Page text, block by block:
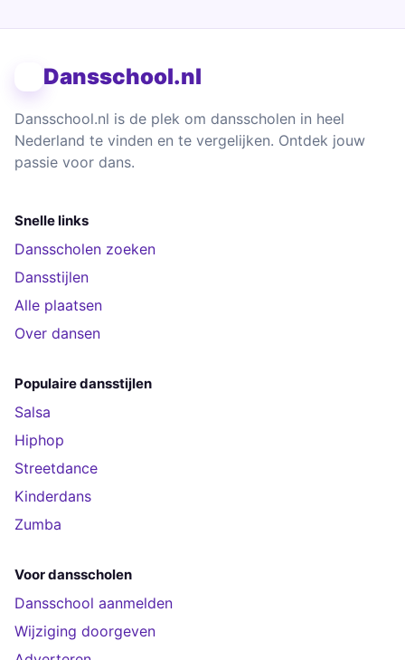
Dansschool.nl
Dansschool.nl is de plek om dansscholen in heel
Nederland te vinden en te vergelijken. Ontdek jouw
passie voor dans.
Snelle links
Dansscholen zoeken
Dansstijlen
Alle plaatsen
Over dansen
Populaire dansstijlen
Salsa
Hiphop
Streetdance
Kinderdans
Zumba
Voor dansscholen
Dansschool aanmelden
Wijziging doorgeven